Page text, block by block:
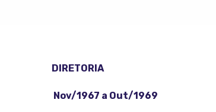
DIRETORIA
Nov/1967 a Out/1969